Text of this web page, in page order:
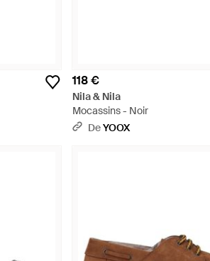
118 €
Nila & Nila
Mocassins - Noir
DeYOOX